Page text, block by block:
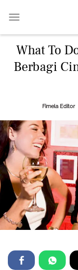
What To
Berbagi
Fimela Editor